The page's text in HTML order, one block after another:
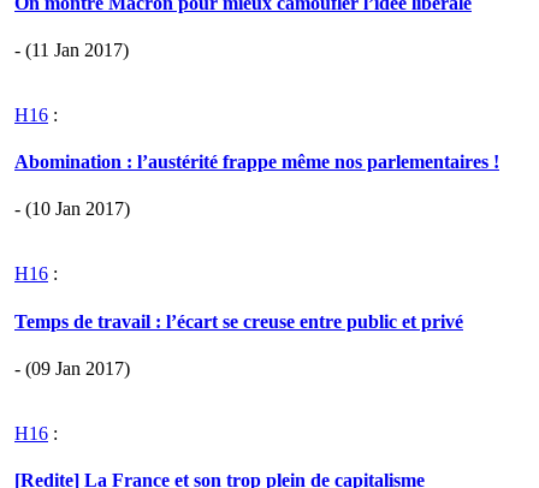
- (11 Jan 2017)
H16 :
Abomination : l’austérité frappe même nos parlementaires !
- (10 Jan 2017)
H16 :
Temps de travail : l’écart se creuse entre public et privé
- (09 Jan 2017)
H16 :
[Redite] La France et son trop plein de capitalisme